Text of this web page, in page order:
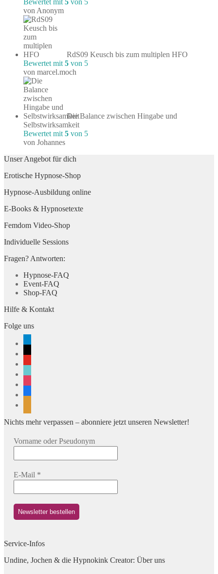
Bewertet mit 5 von 5
von Anonym
RdS09 Keusch bis zum multiplen HFO
Bewertet mit 5 von 5
von marcel.moch
Die Balance zwischen Hingabe und
Selbstwirksamkeit
Bewertet mit 5 von 5
von Johannes
Unser Angebot für dich
Erotische Hypnose-Shop
Hypnose-Ausbildung online
E-Books & Hypnosetexte
Femdom Video-Shop
Individuelle Sessions
Fragen? Antworten:
Hypnose-FAQ
Event-FAQ
Shop-FAQ
Hilfe & Kontakt
Folge uns
Nichts mehr verpassen – abonniere jetzt unseren Newsletter!
Vorname oder Pseudonym
E-Mail *
Service-Infos
Undine, Jochen & die Hypnokink Creator: Über uns